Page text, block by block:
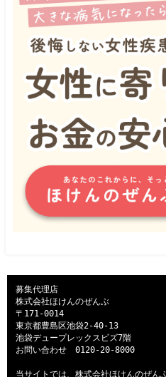
募集代理店
株式会社ほけんのぜんぶ
〒171-0014
東京都豊島区池袋2-40-13
池袋デュープレックスビズ7階
お問い合わせ 0120-20-8000
当サイトでは、株式会社ほけんのぜん